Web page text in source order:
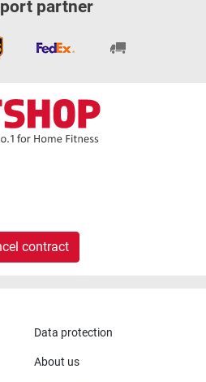
partner
contract
Data protection
About us